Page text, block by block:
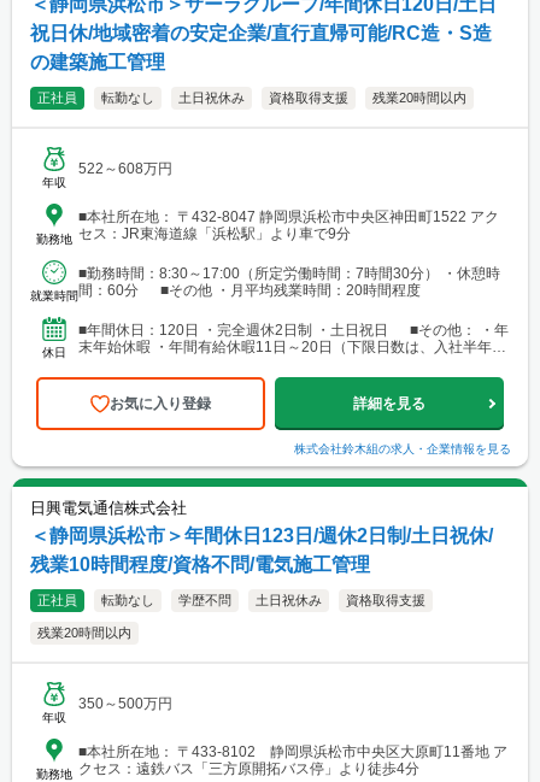
＜静岡県浜松市＞サーラグループ/年間休日120日/土日
祝日休/地域密着の安定企業/直行直帰可能/RC造・S造
の建築施工管理
正社員 転勤なし 土日祝休み 資格取得支援 残業20時間以内
年収
522～608万円
勤務地
■本社所在地： 〒432-8047 静岡県浜松市中央区神田町1522 アク
セス：JR東海道線「浜松駅」より車で9分
就業時間
■勤務時間：8:30～17:00（所定労働時間：7時間30分） ・休憩時
間：60分 ■その他 ・月平均残業時間：20時間程度
休日
■年間休日：120日 ・完全週休2日制 ・土日祝日 ■その他： ・年
末年始休暇 ・年間有給休暇11日～20日（下限日数は、入社半年経
お気に入り登録 詳細を見る
株式会社鈴木組の求人・企業情報を見る
日興電気通信株式会社
＜静岡県浜松市＞年間休日123日/週休2日制/土日祝休/
残業10時間程度/資格不問/電気施工管理
正社員 転勤なし 学歴不問 土日祝休み 資格取得支援
残業20時間以内
年収
350～500万円
勤務地
■本社所在地： 〒433-8102 静岡県浜松市中央区大原町11番地 ア
クセス：遠鉄バス「三方原開拓バス停」より徒歩4分